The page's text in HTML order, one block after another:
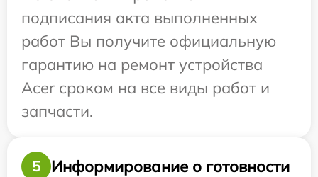
подписания акта выполненных
работ Вы получите официальную
гарантию на ремонт устройства
Acer сроком на все виды работ и
запчасти.
5
Информирование о готовности